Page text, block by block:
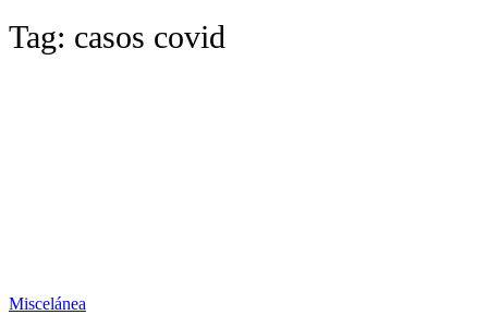
Tag: casos covid
Miscelánea